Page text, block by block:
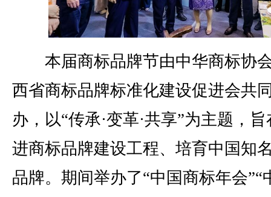
本届商标品牌节由中华商标协
西省商标品牌标准化建设促进会共
办，以“传承·变革·共享”为主题，
进商标品牌建设工程、培育中国知
品牌。期间举办了“中国商标年会”“